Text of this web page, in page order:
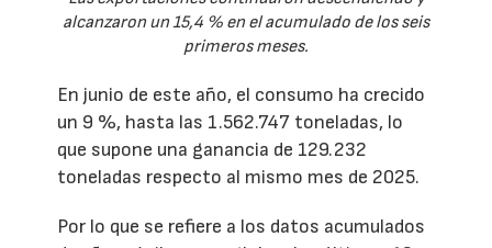
alcanzaron un 15,4 % en el acumulado de los seis
primeros meses.
En junio de este año, el consumo ha crecido
un 9 %, hasta las 1.562.747 toneladas, lo
que supone una ganancia de 129.232
toneladas respecto al mismo mes de 2025.
Por lo que se refiere a los datos acumulados